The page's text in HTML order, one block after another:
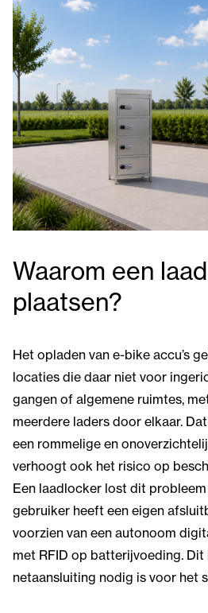
Waarom een
plaatsen?
Het opladen van e-bike accu’s
locaties die daar niet voor
gangen of algemene ruimtes,
meerdere laders door elkaar.
een rommelige en
verhoogt ook het risico op
Een laadlocker lost dit
gebruiker heeft een eigen
voorzien van een autonoom
met RFID op batterijvoeding.
netaansluiting nodig is voor het